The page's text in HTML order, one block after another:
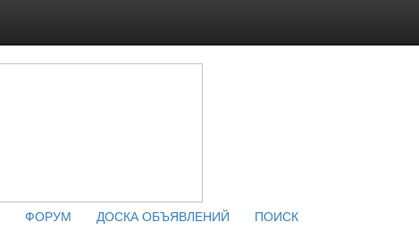
ФОРУМ ДОСКА ОБЪЯВЛЕНИЙ
ПОИСК